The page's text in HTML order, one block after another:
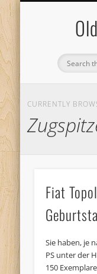
CURRENTLY
Fiat
Sie haben, je
PS unter der
150